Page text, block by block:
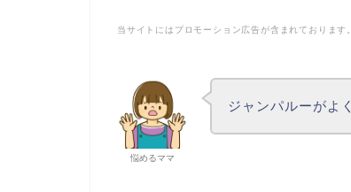
当サイトにはプロモーション広告が含まれております。
悩めるママ
ジャンパルーがよ